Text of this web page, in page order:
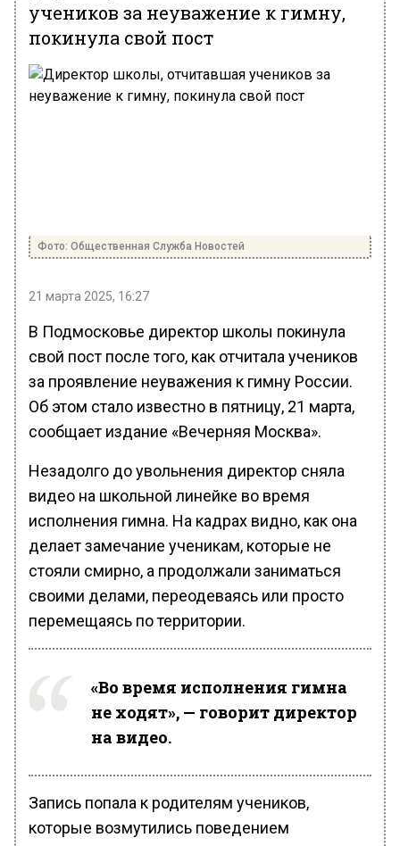
учеников за неуважение к гимну,
покинула свой пост
Фото: Общественная Служба Новостей
21 марта 2025, 16:27
В Подмосковье директор школы покинула
свой пост после того, как отчитала учеников
за проявление неуважения к гимну России.
Об этом стало известно в пятницу, 21 марта,
сообщает издание «Вечерняя Москва».
Незадолго до увольнения директор сняла
видео на школьной линейке во время
исполнения гимна. На кадрах видно, как она
делает замечание ученикам, которые не
стояли смирно, а продолжали заниматься
своими делами, переодеваясь или просто
перемещаясь по территории.
«Во время исполнения гимна
не ходят», — говорит директор
на видео.
Запись попала к родителям учеников,
которые возмутились поведением